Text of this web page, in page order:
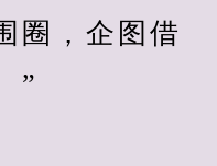
圈，企图借
”